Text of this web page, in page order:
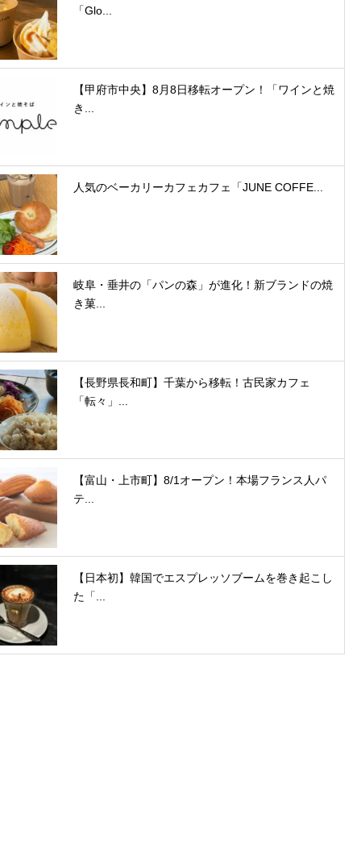
「Glo...
【甲府市中央】8月8日移転オープン！「ワインと焼
き...
人気のベーカリーカフェカフェ「JUNE COFFE...
岐阜・垂井の「パンの森」が進化！新ブランドの焼
き菓...
【長野県長和町】千葉から移転！古民家カフェ
「転々」...
【富山・上市町】8/1オープン！本場フランス人パ
テ...
【日本初】韓国でエスプレッソブームを巻き起こし
た「...